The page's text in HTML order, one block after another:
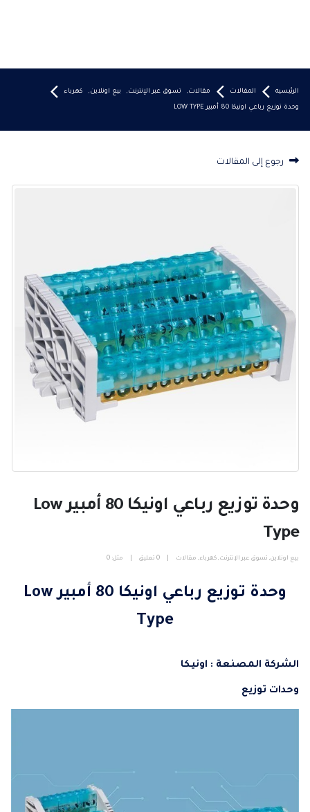
الرئيسيه المقالات مقالات, تسوق عبر الإنترنت, بيع اونلاين, كهرباء
وحدة توزيع رباعي اونيكا 80 أمبير LOW TYPE
رجوع إلى المقالات
وحدة توزيع رباعي اونيكا 80 أمبير Low
Type
بيع اونلاين, تسوق عبر الإنترنت , كهرباء , مقالات 0 تعليق مثل: 0
وحدة توزيع رباعي اونيكا 80 أمبير Low
Type
الشركة المصنعة : اونيكا
وحدات توزيع